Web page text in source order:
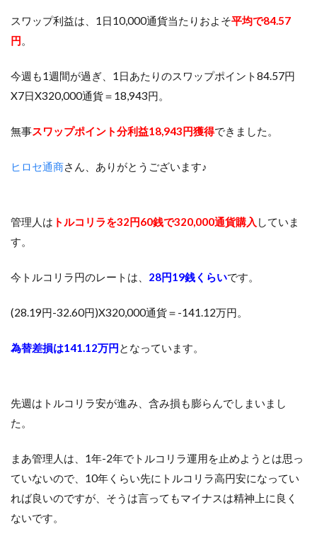
スワップ利益は、1日10,000通貨当たりおよそ平均で84.57
円 。
今週も1週間が過ぎ、1日あたりのスワップポイント84.57円
X7日X320,000通貨＝18,943円。
無事スワップポイント分利益18,943円獲得できました。
ヒロセ通商さん、ありがとうございます♪
管理人は トルコリラを32円60銭で320,000通貨購入 していま
す。
今トルコリラ円のレートは、 28円19銭くらいです。
(28.19円-32.60円)X320,000通貨＝-141.12万円。
為替差損は141.12万円 となっています。
先週はトルコリラ安が進み、含み損も膨らんでしまいまし
た。
まあ管理人は、1年-2年でトルコリラ運用を止めようとは思っ
ていないので、10年くらい先にトルコリラ高円安になってい
れば良いのですが、そうは言ってもマイナスは精神上に良く
ないです。